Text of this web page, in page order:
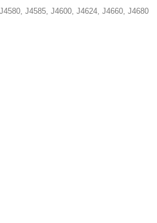
J4585, J4600, J4624, J4660, J4680